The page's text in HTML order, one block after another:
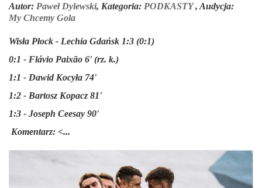
Autor: Paweł Dylewski, Kategoria: PODKASTY, Audycja:
My Chcemy Gola
Wisła Płock - Lechia Gdańsk 1:3 (0:1)
0:1 - Flávio Paixão 6' (rz. k.)
1:1 - Dawid Kocyła 74'
1:2 - Bartosz Kopacz 81'
1:3 - Joseph Ceesay 90'
Komentarz: <...